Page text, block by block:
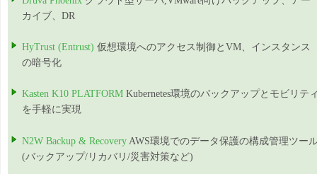
カイブ、DR
HyTrust (Entrust) 仮想環境へのアクセス制御とVM、インスタンス
の暗号化
Kasten K10 PLATFORM Kubernetes環境のバックアップとモビリテ
を手軽に実現
N2W Backup & Recovery AWS環境でのデータ保護の構成管理ツー
(バックアップ/リカバリ/災害対策など)